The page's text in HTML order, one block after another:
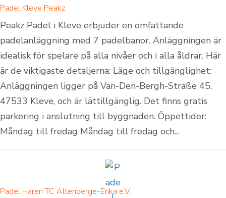
Padel Kleve Peakz
Peakz Padel i Kleve erbjuder en omfattande
padelanläggning med 7 padelbanor. Anläggningen är
idealisk för spelare på alla nivåer och i alla åldrar. Här
är de viktigaste detaljerna: Läge och tillgänglighet:
Anläggningen ligger på Van-Den-Bergh-Straße 45,
47533 Kleve, och är lättillgänglig. Det finns gratis
parkering i anslutning till byggnaden. Öppettider:
Måndag till fredag Måndag till fredag och...
Padel Haren TC Altenberge-Erika e.V.